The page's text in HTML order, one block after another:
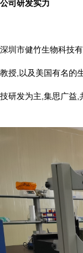
公司研发实力
深圳市健竹生物科技
教授,以及美国有名的
技研发为主,集思广益,